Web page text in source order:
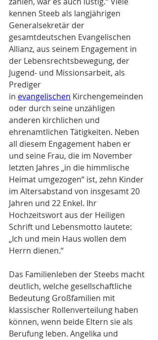
kennen Steeb als langjährigen
Generalsekretär der
gesamtdeutschen Evangelischen
Allianz, aus seinem Engagement in
der Lebensrechtsbewegung, der
Jugend- und Missionsarbeit, als
Prediger
in evangelischen Kirchengemeinden
oder durch seine unzähligen
anderen kirchlichen und
ehrenamtlichen Tätigkeiten. Neben
all diesem Engagement haben er
und seine Frau, die im November
letzten Jahres „in die himmlische
Heimat umgezogen“ ist, zehn Kinder
im Altersabstand von insgesamt 20
Jahren und 22 Enkel. Ihr
Hochzeitswort aus der Heiligen
Schrift und Lebensmotto lautete:
„Ich und mein Haus wollen dem
Herrn dienen.“
Das Familienleben der Steebs macht
deutlich, welche gesellschaftliche
Bedeutung Großfamilien mit
klassischer Rollenverteilung haben
können, wenn beide Eltern sie als
Berufung leben. Angelika und